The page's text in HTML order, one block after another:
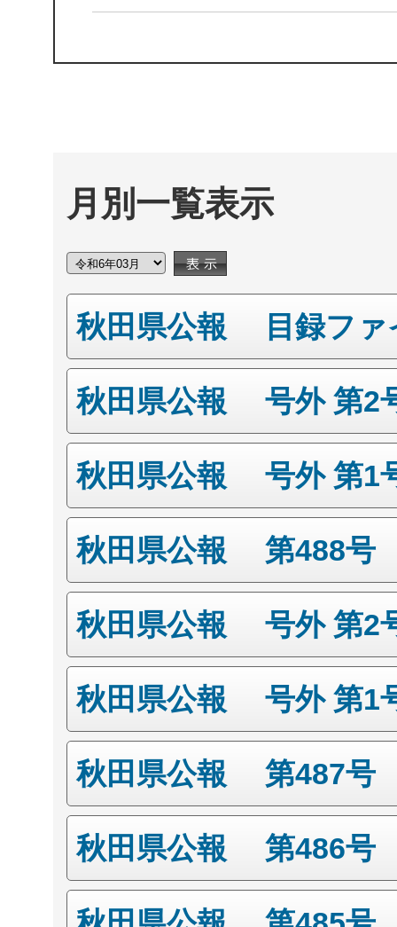
月別一覧表示
秋田県公報 目録フ
秋田県公報 号外 第2
秋田県公報 号外 第1
秋田県公報 第488号
秋田県公報 号外 第2
秋田県公報 号外 第1
秋田県公報 第487号
秋田県公報 第486号